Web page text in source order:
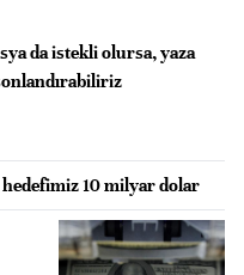
da istekli olursa, yaza
10 milyar dolar